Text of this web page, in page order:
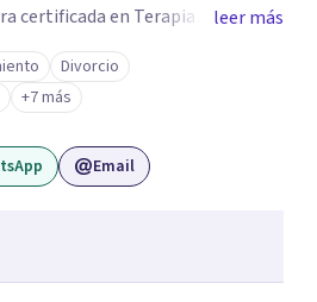
certificada en Terapia
(TFE) en España, además de
La TFE ha
significativa en las relaciones,
y felicidad duradera. Este enfoque
en terapia individual,
aprendizaje y
leer más
Divorcio
+7 más
Email